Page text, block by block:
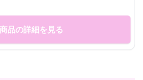
商品の詳細を見る